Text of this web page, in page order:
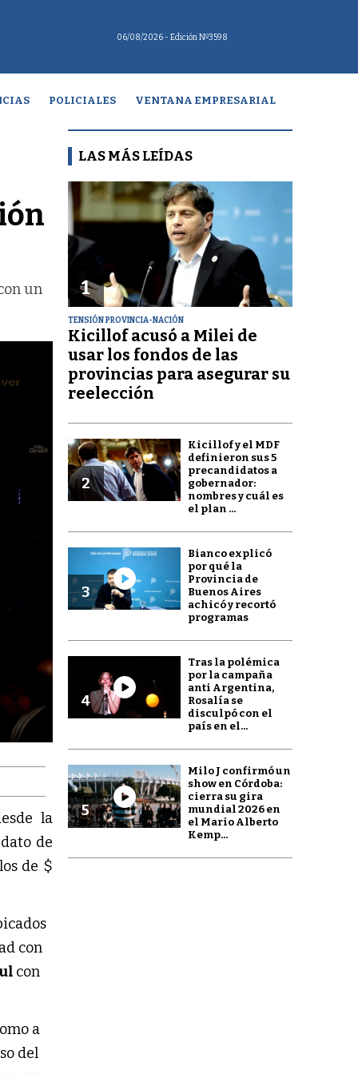
06/08/2026 - Edición Nº3598
POLICIALES VENTANA EMPRESARIAL
un
la
de
de $
con
con
a
del
LAS MÁS LEÍDAS
1
TENSIÓN PROVINCIA-NACIÓN
Kicillof acusó a Milei de
usar los fondos de las
provincias para asegurar su
reelección
2
Kicillof y el MDF
definieron sus 5
precandidatos a
gobernador:
nombres y cuál es
el plan ...
3
Bianco explicó
por qué la
Provincia de
Buenos Aires
achicó y recortó
programas
4
Tras la polémica
por la campaña
anti Argentina,
Rosalía se
disculpó con el
país en el...
5
Milo J confirmó un
show en Córdoba:
cierra su gira
mundial 2026 en
el Mario Alberto
Kemp...